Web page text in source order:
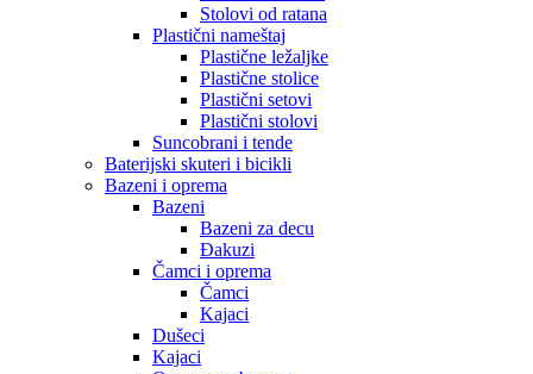
Stolovi od ratana
Plastični nameštaj
Plastične ležaljke
Plastične stolice
Plastični setovi
Plastični stolovi
Suncobrani i tende
Baterijski skuteri i bicikli
Bazeni i oprema
Bazeni
Bazeni za decu
Đakuzi
Čamci i oprema
Čamci
Kajaci
Dušeci
Kajaci